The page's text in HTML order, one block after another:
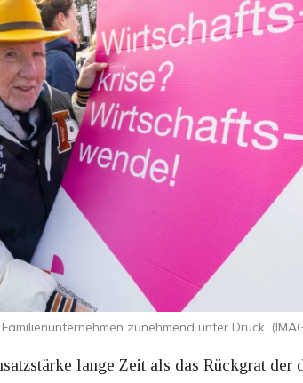
zunehmend unter Druck.
lange Zeit als das Rückgrat der